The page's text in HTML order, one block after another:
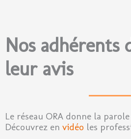
Nos adhérents
leur avis
Le réseau ORA donne la
Découvrez en vidéo les